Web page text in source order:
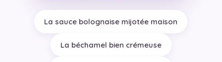
La sauce bolognaise mijotée maison
La béchamel bien crémeuse